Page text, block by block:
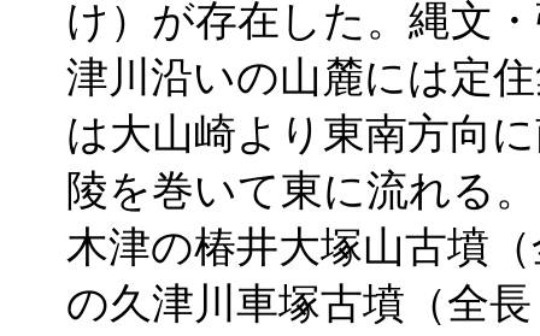
け）が存在した。縄文
津川沿いの山麓には定
は大山崎より東南方向
陵を巻いて東に流れる
木津の椿井大塚山古墳
の久津川車塚古墳（全